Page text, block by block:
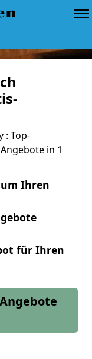
: Top-
in 1
Ihren
für Ihren